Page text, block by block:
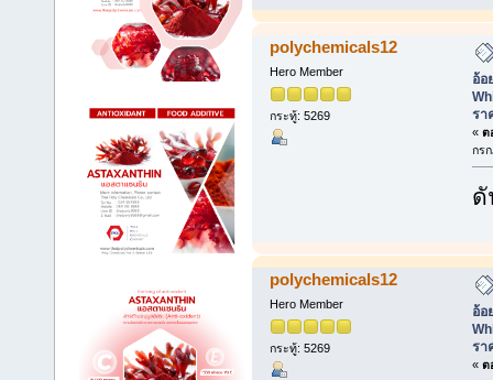
polychemicals12
Hero Member
กระทู้: 5269
อ้อ
รา
« ต
กร
ดั
polychemicals12
Hero Member
กระทู้: 5269
อ้อ
รา
« ต